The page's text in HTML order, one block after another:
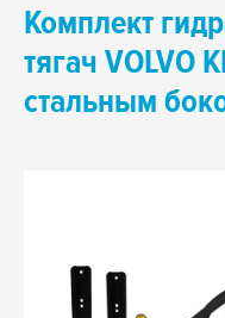
Комплект
тягач VOLVO
стальным